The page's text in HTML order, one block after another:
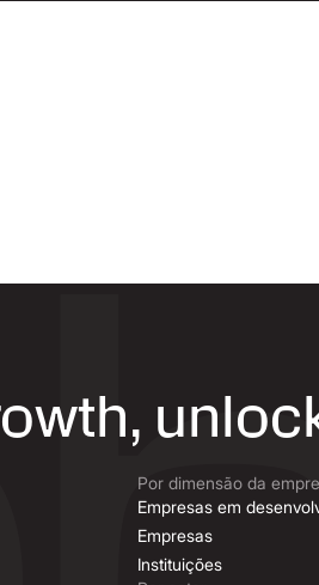
Por dimensão da
Empresas em
Empresas
Instituições